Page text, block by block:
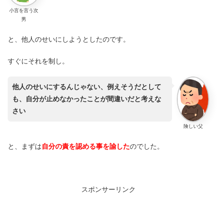
小言を言う次
男
と、他人のせいにしようとしたのです。
すぐにそれを制し。
険しい父
他人のせいにするんじゃない、例えそうだとして
も、自分が止めなかったことが間違いだと考えな
さい
と、まずは自分の責を認める事を諭したのでした。
スポンサーリンク